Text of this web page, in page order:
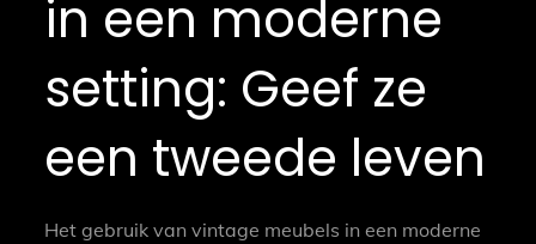
in een moderne
setting: Geef ze
een tweede leven
Het gebruik van vintage meubels in een moderne